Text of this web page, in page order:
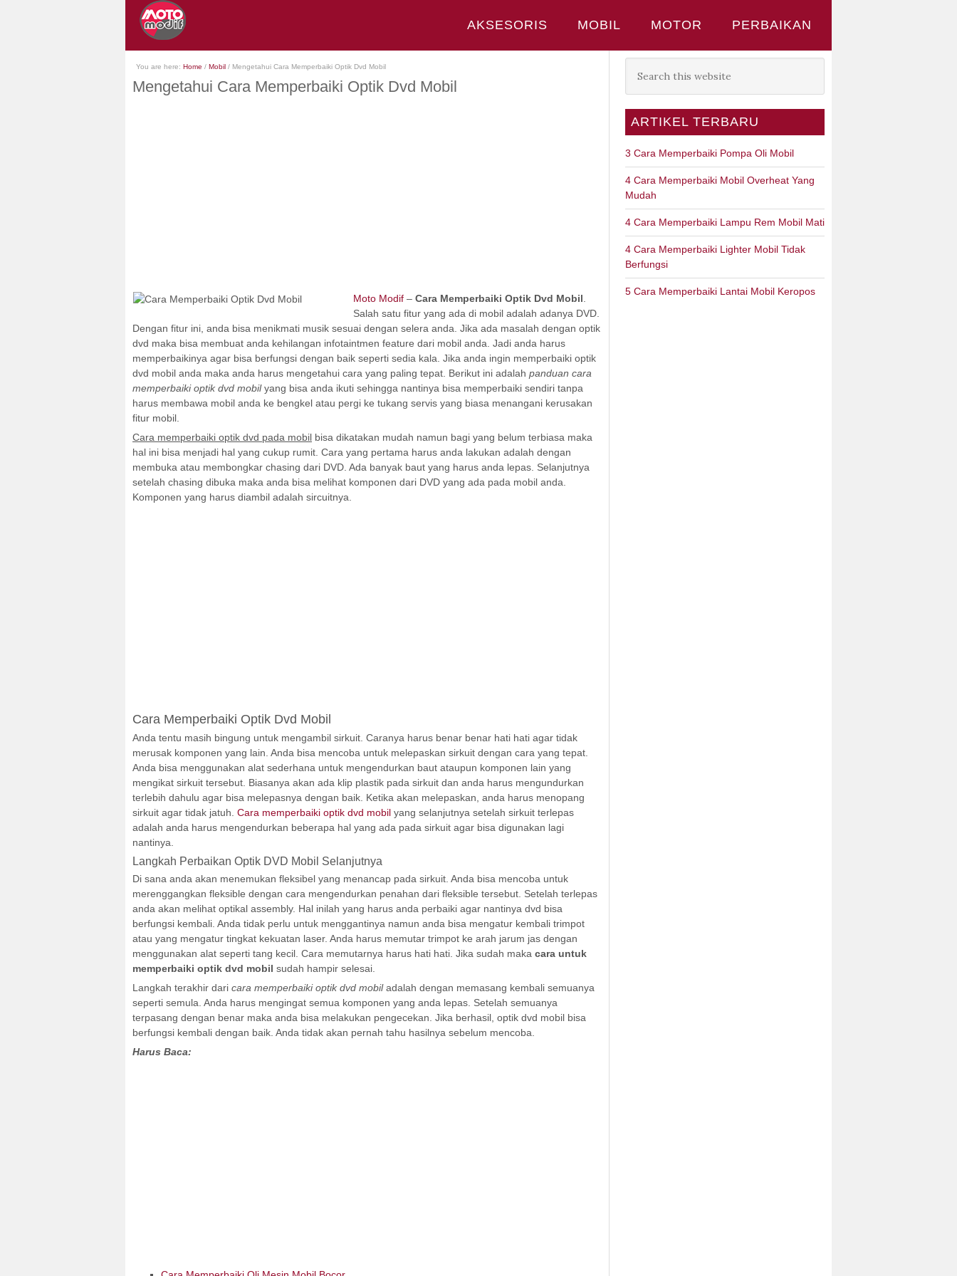
AKSESORIS MOBIL MOTOR PERBAIKAN
You are here: Home / Mobil / Mengetahui Cara Memperbaiki Optik Dvd Mobil
Mengetahui Cara Memperbaiki Optik Dvd Mobil
Moto Modif – Cara Memperbaiki Optik Dvd Mobil
Salah satu fitur yang ada di mobil adalah adanya DVD.
Dengan fitur ini, anda bisa menikmati musik sesuai dengan selera anda. Jika ada masalah dengan optik
dvd maka bisa membuat anda kehilangan infotaintmen feature dari mobil anda. Jadi anda harus
memperbaikinya agar bisa berfungsi dengan baik seperti sedia kala. Jika anda ingin memperbaiki optik
dvd mobil anda maka anda harus mengetahui cara yang paling tepat. Berikut ini adalah panduan cara
memperbaiki optik dvd mobilyang bisa anda ikuti sehingga nantinya bisa memperbaiki sendiri tanpa
harus membawa mobil anda ke bengkel atau pergi ke tukang servis yang biasa menangani kerusakan
fitur mobil.
Cara memperbaiki optik dvd pada mobil bisa dikatakan mudah namun bagi yang belum terbiasa maka
hal ini bisa menjadi hal yang cukup rumit. Cara yang pertama harus anda lakukan adalah dengan
membuka atau membongkar chasing dari DVD. Ada banyak baut yang harus anda lepas. Selanjutnya
setelah chasing dibuka maka anda bisa melihat komponen dari DVD yang ada pada mobil anda.
Komponen yang harus diambil adalah sircuitnya.
Cara Memperbaiki Optik Dvd Mobil
Anda tentu masih bingung untuk mengambil sirkuit. Caranya harus benar benar hati hati agar tidak
merusak komponen yang lain. Anda bisa mencoba untuk melepaskan sirkuit dengan cara yang tepat.
Anda bisa menggunakan alat sederhana untuk mengendurkan baut ataupun komponen lain yang
mengikat sirkuit tersebut. Biasanya akan ada klip plastik pada sirkuit dan anda harus mengundurkan
terlebih dahulu agar bisa melepasnya dengan baik. Ketika akan melepaskan, anda harus menopang
sirkuit agar tidak jatuh. Cara memperbaiki optik dvd mobil yang selanjutnya setelah sirkuit terlepas
adalah anda harus mengendurkan beberapa hal yang ada pada sirkuit agar bisa digunakan lagi
nantinya.
Langkah Perbaikan Optik DVD Mobil Selanjutnya
Di sana anda akan menemukan fleksibel yang menancap pada sirkuit. Anda bisa mencoba untuk
merenggangkan fleksible dengan cara mengendurkan penahan dari fleksible tersebut. Setelah terlepas
anda akan melihat optikal assembly. Hal inilah yang harus anda perbaiki agar nantinya dvd bisa
berfungsi kembali. Anda tidak perlu untuk menggantinya namun anda bisa mengatur kembali trimpot
atau yang mengatur tingkat kekuatan laser. Anda harus memutar trimpot ke arah jarum jas dengan
menggunakan alat seperti tang kecil. Cara memutarnya harus hati hati. Jika sudah maka cara untuk
memperbaiki optik dvd mobil sudah hampir selesai.
Langkah terakhir dari cara memperbaiki optik dvd mobiladalah dengan memasang kembali semuanya
seperti semula. Anda harus mengingat semua komponen yang anda lepas. Setelah semuanya
terpasang dengan benar maka anda bisa melakukan pengecekan. Jika berhasil, optik dvd mobil bisa
berfungsi kembali dengan baik. Anda tidak akan pernah tahu hasilnya sebelum mencoba.
Harus Baca:
ARTIKEL TERBARU
3 Cara Memperbaiki Pompa Oli Mobil
4 Cara Memperbaiki Mobil Overheat Yang
Mudah
4 Cara Memperbaiki Lampu Rem Mobil Mati
4 Cara Memperbaiki Lighter Mobil Tidak
Berfungsi
5 Cara Memperbaiki Lantai Mobil Keropos